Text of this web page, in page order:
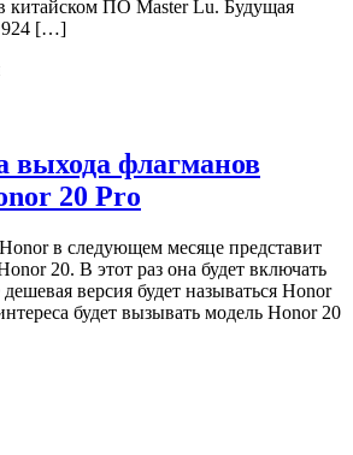
китайском ПО Master Lu. Будущая
924 […]
выхода флагманов
20 Pro
в следующем месяце представит
20. В этот раз она будет включать
версия будет называться Honor
будет вызывать модель Honor 20